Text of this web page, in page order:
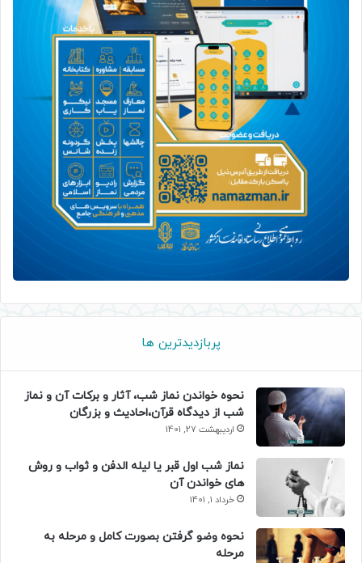
پربازدیدترین ها
نحوه خواندن نماز شب، آثار و برکات آن و نماز
شب از دیدگاه قرآن،احادیث و بزرگان
اردیبهشت 27, 1401
نماز شب اول قبر یا لیله الدفن و ثواب و روش
های خواندن آن
خرداد 1, 1401
نحوه وضو گرفتن بصورت کامل و مرحله به
مرحله